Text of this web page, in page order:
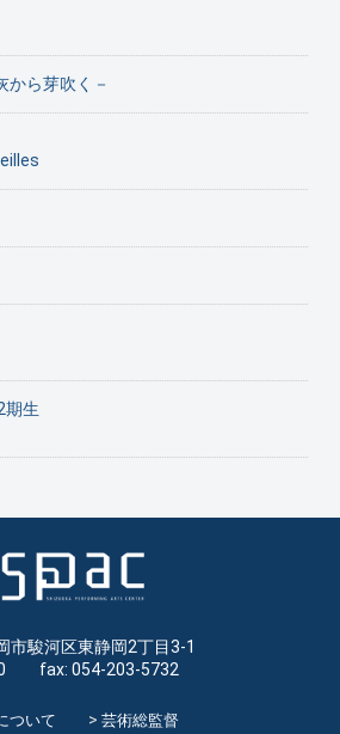
から芽吹く－
期生
駿河区東静岡2丁目3-1
fax: 054-203-5732
ついて
芸術総監督